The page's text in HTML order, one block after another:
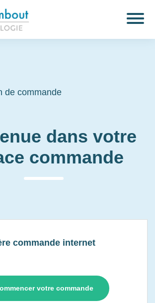
de commande
dans votre
commande
commande internet
votre commande